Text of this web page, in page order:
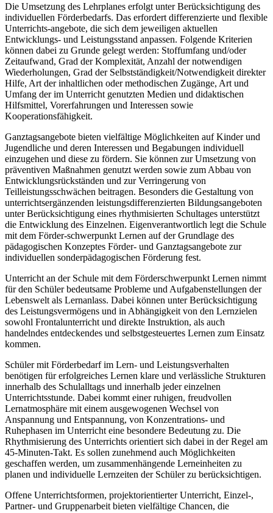
Die Umsetzung des Lehrplanes erfolgt unter Berücksichtigung des
individuellen Förderbedarfs. Das erfordert differenzierte und flexible
Unterrichts-angebote, die sich dem jeweiligen aktuellen
Entwicklungs- und Leistungsstand anpassen. Folgende Kriterien
können dabei zu Grunde gelegt werden: Stoffumfang und/oder
Zeitaufwand, Grad der Komplexität, Anzahl der notwendigen
Wiederholungen, Grad der Selbstständigkeit/Notwendigkeit direkter
Hilfe, Art der inhaltlichen oder methodischen Zugänge, Art und
Umfang der im Unterricht genutzten Medien und didaktischen
Hilfsmittel, Vorerfahrungen und Interessen sowie
Kooperationsfähigkeit.
Ganztagsangebote bieten vielfältige Möglichkeiten auf Kinder und
Jugendliche und deren Interessen und Begabungen individuell
einzugehen und diese zu fördern. Sie können zur Umsetzung von
präventiven Maßnahmen genutzt werden sowie zum Abbau von
Entwicklungsrückständen und zur Verringerung von
Teilleistungsschwächen beitragen. Besonders die Gestaltung von
unterrichtsergänzenden leistungsdifferenzierten Bildungsangeboten
unter Berücksichtigung eines rhythmisierten Schultages unterstützt
die Entwicklung des Einzelnen. Eigenverantwortlich legt die Schule
mit dem Förder-schwerpunkt Lernen auf der Grundlage des
pädagogischen Konzeptes Förder- und Ganztagsangebote zur
individuellen sonderpädagogischen Förderung fest.
Unterricht an der Schule mit dem Förderschwerpunkt Lernen nimmt
für den Schüler bedeutsame Probleme und Aufgabenstellungen der
Lebenswelt als Lernanlass. Dabei können unter Berücksichtigung
des Leistungsvermögens und in Abhängigkeit von den Lernzielen
sowohl Frontalunterricht und direkte Instruktion, als auch
handelndes entdeckendes und selbstgesteuertes Lernen zum Einsatz
kommen.
Schüler mit Förderbedarf im Lern- und Leistungsverhalten
benötigen für erfolgreiches Lernen klare und verlässliche Strukturen
innerhalb des Schulalltags und innerhalb jeder einzelnen
Unterrichtsstunde. Dabei kommt einer ruhigen, freudvollen
Lernatmosphäre mit einem ausgewogenen Wechsel von
Anspannung und Entspannung, von Konzentrations- und
Ruhephasen im Unterricht eine besondere Bedeutung zu. Die
Rhythmisierung des Unterrichts orientiert sich dabei in der Regel am
45-Minuten-Takt. Es sollen zunehmend auch Möglichkeiten
geschaffen werden, um zusammenhängende Lerneinheiten zu
planen und individuelle Lernzeiten der Schüler zu berücksichtigen.
Offene Unterrichtsformen, projektorientierter Unterricht, Einzel-,
Partner- und Gruppenarbeit bieten vielfältige Chancen, die